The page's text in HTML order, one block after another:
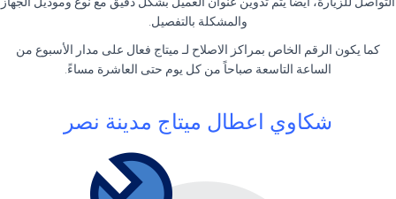
والمشكلة بالتفصيل.
كما يكون الرقم الخاص بمراكز الاصلاح لـ ميتاج فعال على مدار الأسبوع من
الساعة التاسعة صباحاً من كل يوم حتى العاشرة مساءً.
شكاوي اعطال ميتاج مدينة نصر